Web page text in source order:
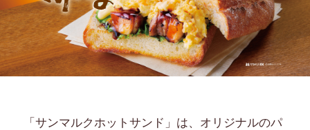
「サンマルクホットサンド」は、オリジナルのパ